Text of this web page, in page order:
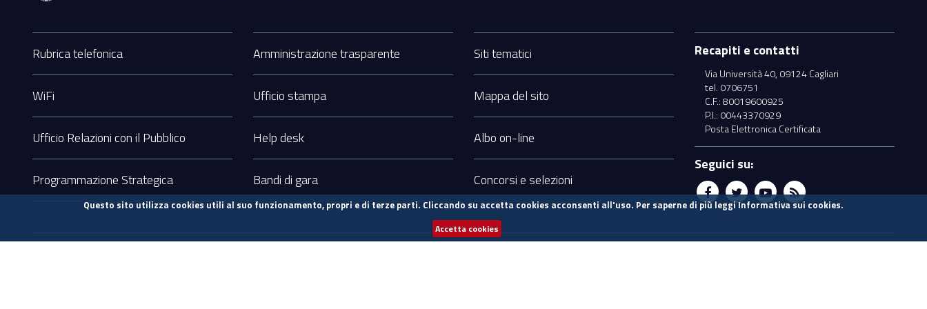
Questo sito utilizza cookies utili al suo funzionamento, propri e di terze parti. Cliccando su accetta cookies acconsenti all'uso. Per saperne di più leggiInformativa sui cookies.
Accetta cookies
Sezione
Footer
Rubrica telefonica
WiFi
Ufficio Relazioni con il Pubblico
Programmazione Strategica
Amministrazione trasparente
Ufficio stampa
Help desk
Bandi di gara
Siti tematici
Mappa del sito
Albo on-line
Concorsi e selezioni
Recapiti e contatti
Via Università 40, 09124 Cagliari
tel. 0706751
C.F.: 80019600925
P.I.: 00443370929
Posta Elettronica Certificata
Seguici su:
Sezione